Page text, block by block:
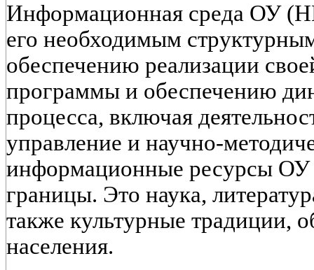
Информационная среда ОУ
его необходимым
обеспечению реализации
программы и обеспечению
процесса, включая
управление и научно-
информационные ресурсы ОУ
границы. Это наука,
также культурные традиции,
населения.